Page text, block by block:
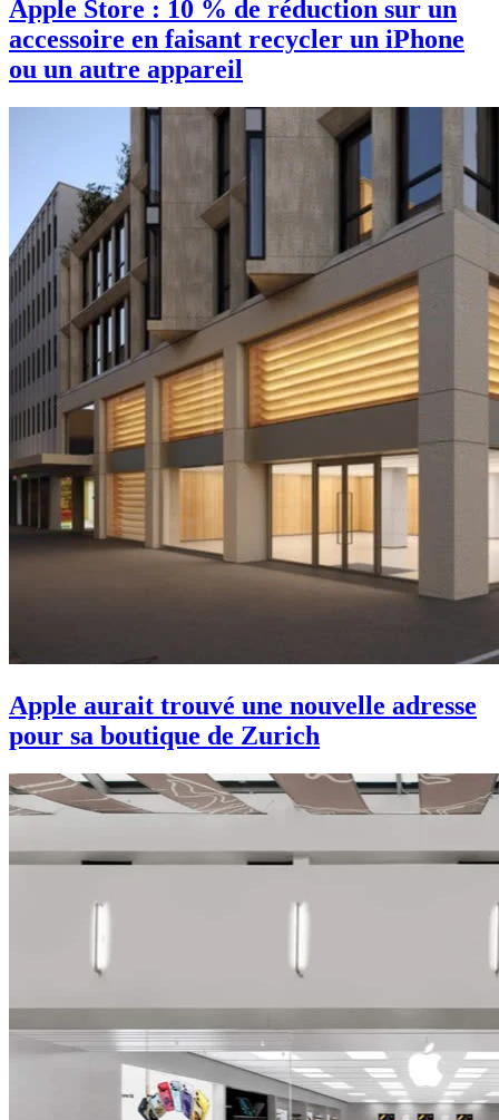
Apple Store : 10 % de réduction sur un
accessoire en faisant recycler un iPhone
ou un autre appareil
Apple aurait trouvé une nouvelle adresse
pour sa boutique de Zurich